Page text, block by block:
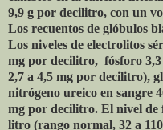
9,9 g por decilitro, con un
Los recuentos de glóbulos
Los niveles de electrolitos
mg por decilitro, fósforo
2,7 a 4,5 mg por decilitro),
nitrógeno ureico en sangre
mg por decilitro. El nivel de
litro (rango normal, 32 a